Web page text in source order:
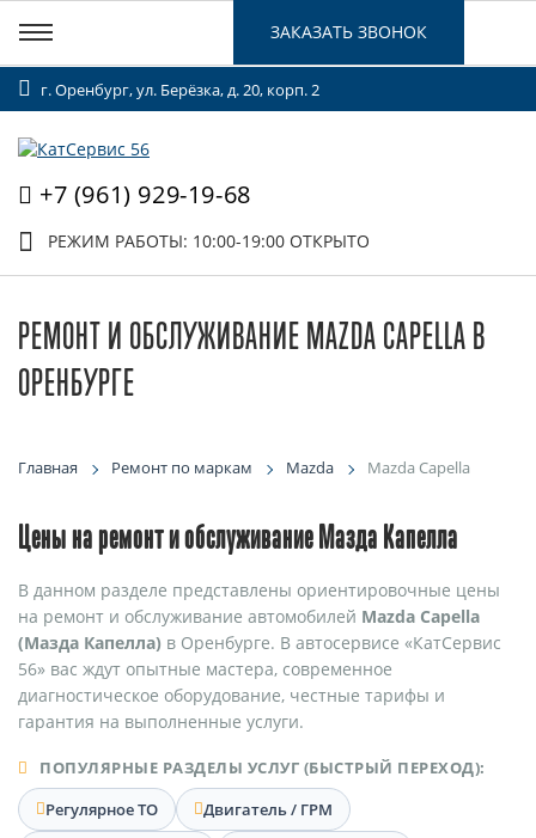
г. Оренбург, ул. Берёзка, д. 20, корп. 2
+7 (961) 929-19-68
РЕЖИМ РАБОТЫ: 10:00-19:00 ОТКРЫТО
ЗАКАЗАТЬ ЗВОНОК
РЕМОНТ И ОБСЛУЖИВАНИЕ MAZDA CAPELLA В
ОРЕНБУРГЕ
Главная Ремонт по маркам Mazda Mazda Capella
Цены на ремонт и обслуживание Мазда Капелла
В данном разделе представлены ориентировочные цены
на ремонт и обслуживание автомобилей Mazda Capella
(Мазда Капелла) в Оренбурге. В автосервисе «КатСервис
56» вас ждут опытные мастера, современное
диагностическое оборудование, честные тарифы и
гарантия на выполненные услуги.
ПОПУЛЯРНЫЕ РАЗДЕЛЫ УСЛУГ (БЫСТРЫЙ ПЕРЕХОД):
Регулярное ТО
Двигатель / ГРМ